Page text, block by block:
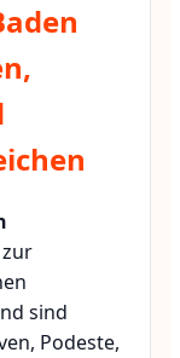
sind
Podeste,